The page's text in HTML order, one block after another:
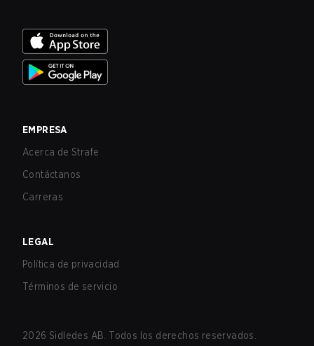
EMPRESA
Acerca de Strafe
Contáctanos
Carreras
LEGAL
Política de privacidad
Términos de servicio
2026 Sidledes AB. Todos los derechos reservados.